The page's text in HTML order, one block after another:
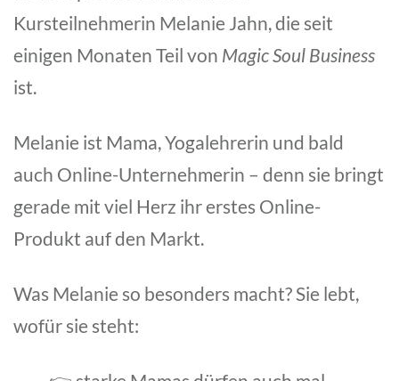
Kursteilnehmerin Melanie Jahn, die seit
einigen Monaten Teil von Magic Soul Business
ist.
Melanie ist Mama, Yogalehrerin und bald
auch Online-Unternehmerin – denn sie bringt
gerade mit viel Herz ihr erstes Online-
Produkt auf den Markt.
Was Melanie so besonders macht? Sie lebt,
wofür sie steht: